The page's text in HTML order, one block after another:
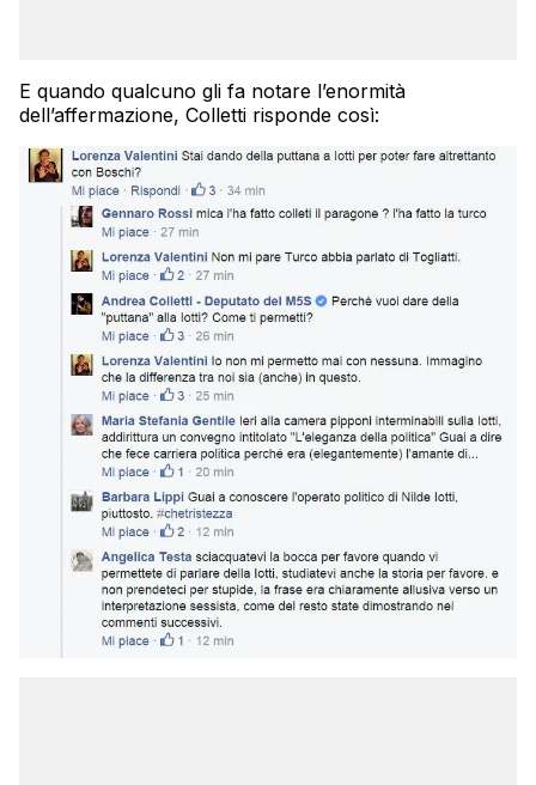
E quando qualcuno gli fa notare l’enormità
dell’affermazione, Colletti risponde così: